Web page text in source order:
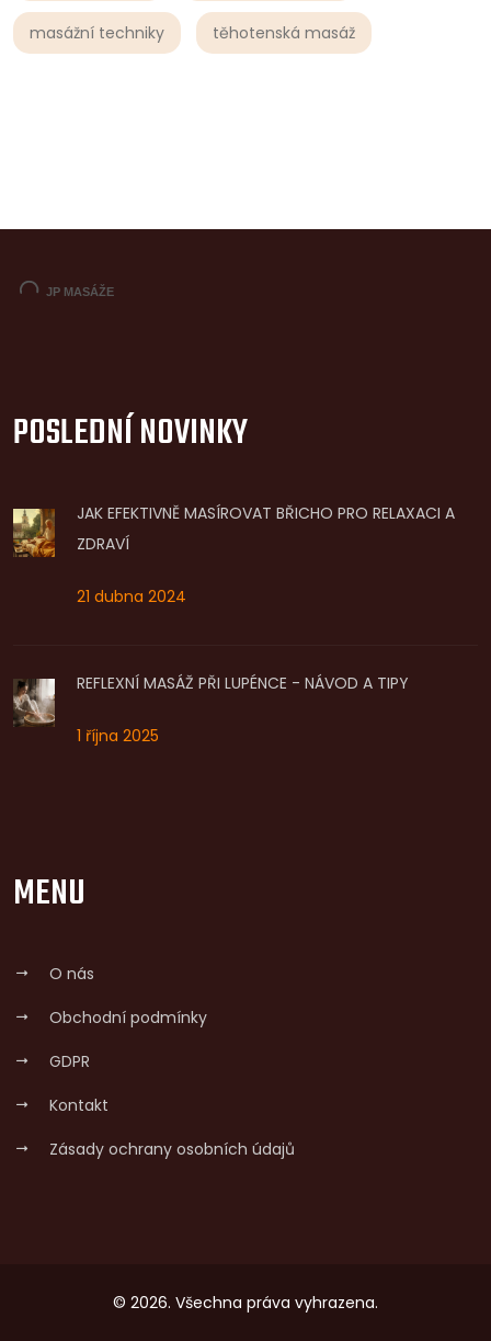
masážní techniky těhotenská masáž
POSLEDNÍ NOVINKY
JAK EFEKTIVNĚ MASÍROVAT BŘICHO PRO RELAXACI A
ZDRAVÍ
21 dubna 2024
REFLEXNÍ MASÁŽ PŘI LUPÉNCE - NÁVOD A TIPY
1 října 2025
MENU
O nás
Obchodní podmínky
GDPR
Kontakt
Zásady ochrany osobních údajů
© 2026. Všechna práva vyhrazena.